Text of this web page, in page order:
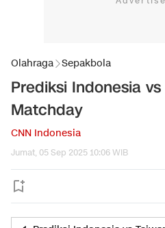
Olahraga Sepakbola
Prediksi Indonesia
Matchday
CNN Indonesia
Jumat, 05 Sep 2025 10:06 WIB